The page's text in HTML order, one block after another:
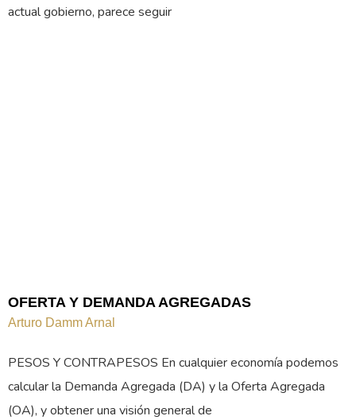
actual gobierno, parece seguir
OFERTA Y DEMANDA AGREGADAS
Arturo Damm Arnal
PESOS Y CONTRAPESOS En cualquier economía podemos
calcular la Demanda Agregada (DA) y la Oferta Agregada
(OA), y obtener una visión general de